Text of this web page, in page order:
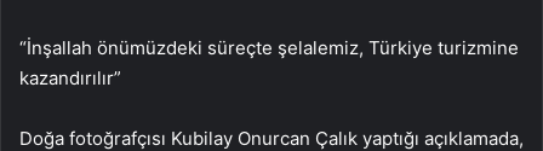
“İnşallah önümüzdeki süreçte şelalemiz, Türkiye turizmine
kazandırılır”
Doğa fotoğrafçısı Kubilay Onurcan Çalık yaptığı açıklamada,